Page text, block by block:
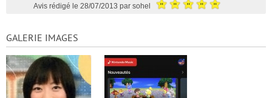
Avis rédigé le 28/07/2013 par sohel
GALERIE IMAGES